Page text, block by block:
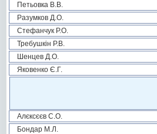
Петьовка В.В.
Разумков Д.О.
Стефанчук Р.О.
Требушкін Р.В.
Шенцев Д.О.
Яковенко Є.Г.
Алєксєєв С.О.
Бондар М.Л.